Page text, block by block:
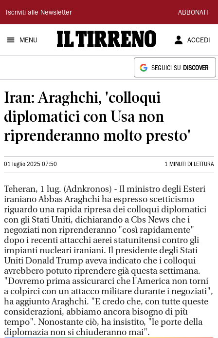
Il
Tirreno
Iscriviti alle Newsletter ABBONATI
MENU ACCEDI
SEGUICI SU DISCOVER
Iran: Araghchi, 'colloqui
diplomatici con Usa non
riprenderanno molto presto'
01 luglio 2025 07:50 1 MINUTI DI LETTURA
Teheran, 1 lug. (Adnkronos) - Il ministro degli Esteri
iraniano Abbas Araghchi ha espresso scetticismo
riguardo una rapida ripresa dei colloqui diplomatici
con gli Stati Uniti, dichiarando a Cbs News che i
negoziati non riprenderanno "così rapidamente"
dopo i recenti attacchi aerei statunitensi contro gli
impianti nucleari iraniani. Il presidente degli Stati
Uniti Donald Trump aveva indicato che i colloqui
avrebbero potuto riprendere già questa settimana.
"Dovremo prima assicurarci che l'America non torni
a colpirci con un attacco militare durante i negoziati",
ha aggiunto Araghchi. "E credo che, con tutte queste
considerazioni, abbiamo ancora bisogno di più
tempo". Nonostante ciò, ha insistito, "le porte della
diplomazia non si chiuderanno mai".